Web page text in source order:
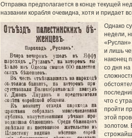
Отправка предполагается в конце текущей
названии корабля очевидна, хотя и придает
Однако
недели,
и лишь
наконец
со дня на
что с
пройти
этой
золотом.